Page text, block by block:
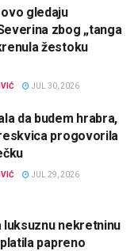
gledaju
zbog „tanga
žestoku
JUL 30, 2026
da budem hrabra,
progovorila
JUL 29, 2026
luksuznu nekretninu
papreno